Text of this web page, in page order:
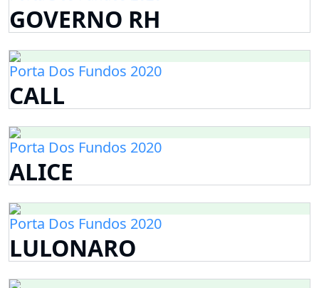
GOVERNO RH
Porta Dos Fundos 2020
CALL
Porta Dos Fundos 2020
ALICE
Porta Dos Fundos 2020
LULONARO